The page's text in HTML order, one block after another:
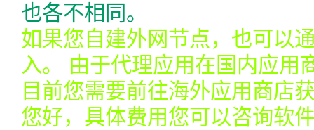
也各不相同。
如果您自建外网节点，也可以
入。 由于代理应用在国内应用
目前您需要前往海外应用商店
您好，具体费用您可以咨询软